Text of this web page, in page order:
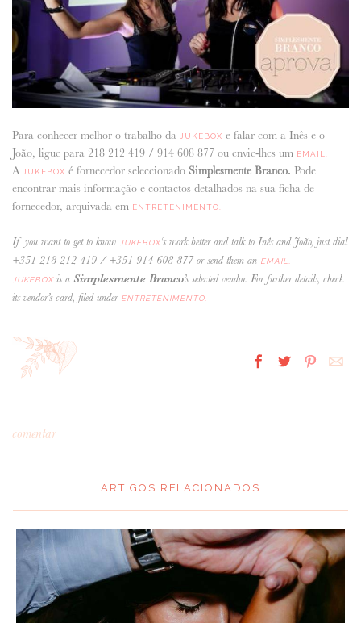
Para conhecer melhor o trabalho da JUKEBOX e falar com a Inês e o
João, ligue para 218 212 419 / 914 608 877 ou envie-lhes um EMAIL.
A JUKEBOX é fornecedor seleccionadoSimplesmente Branco. Pode
encontrar mais informação e contactos detalhados na sua ficha de
fornecedor, arquivada em ENTRETENIMENTO.
If you want to get to know JUKEBOX‘s work better and talk to Inês and João, just dial
+351 218 212 419 / +351 914 608 877 or send them an EMAIL.
JUKEBOX is a Simplesmente Branco’s selected vendor. For further details, check
its vendor’s card, filed under ENTRETENIMENTO.
comentar
ARTIGOS RELACIONADOS